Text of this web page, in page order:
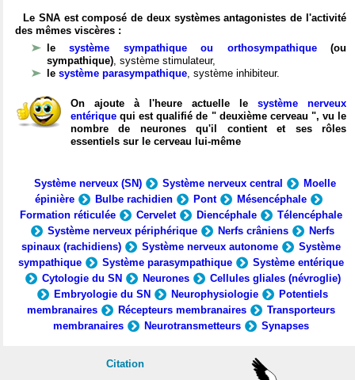
Le SNA est composé de deux systèmes antagonistes de l'activité
des mêmes viscères :
lesystème sympathique ou orthosympathique(ou
sympathique), système stimulateur,
le système parasympathique, système inhibiteur.
On ajoute à l'heure actuelle le système nerveux
entérique qui est qualifié de " deuxième cerveau ", vu le
nombre de neurones qu'il contient et ses rôles
essentiels sur le cerveau lui-même
Système nerveux (SN) Système nerveux central
Moelle
épinière
Bulbe rachidien Pont
Mésencéphale
Formation réticulée
Cervelet Diencéphale
Télencéphale
Système nerveux périphérique
Nerfs crâniens
Nerfs
spinaux (rachidiens)
Système nerveux autonome
Système
sympathique
Système parasympathique
Système entérique
Cytologie du SN
Neurones
Cellules gliales (névroglie)
Embryologie du SN
Neurophysiologie
Potentiels
membranaires
Récepteurs membranaires
Transporteurs
membranaires
Neurotransmetteurs Synapses
Citation